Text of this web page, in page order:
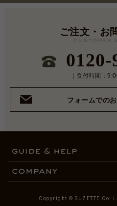
ご注文・お
0120-
［ 受付時間：
フォームでの
Copyright © SUZETTE Co.